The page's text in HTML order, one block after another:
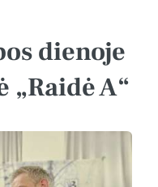
dienoje
A“